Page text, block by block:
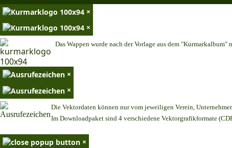
×
×
Das Wappen wurde nach der Vorlage aus dem
×
×
Die Vektordaten können nur vom jeweiligen Verein,
Im Downloadpaket sind 4 verschiedene Vektorgrafikformate
×